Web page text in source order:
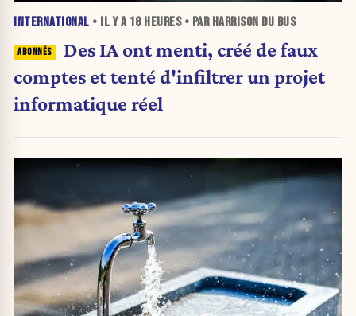
INTERNATIONAL • IL Y A 18 HEURES• PAR HARRISON DU BUS
Des IA ont menti, créé de faux
comptes et tenté d'infiltrer un projet
informatique réel